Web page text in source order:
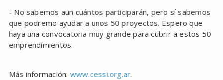
- No sabemos aun cuántos participarán, pero sí sabemos
que podremo ayudar a unos 50 proyectos. Espero que
haya una convocatoria muy grande para cubrir a estos 50
emprendimientos.
Más información: www.cessi.org.ar.